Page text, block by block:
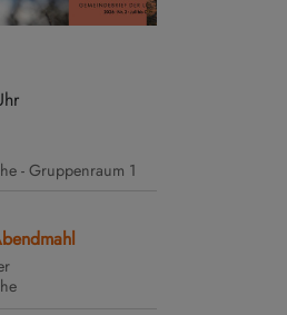
- Gruppenraum 1